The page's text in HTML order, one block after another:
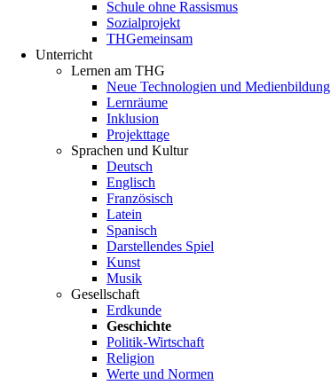
Schule ohne Rassismus
Sozialprojekt
THGemeinsam
Unterricht
Lernen am THG
Neue Technologien und Medienbildung
Lernräume
Inklusion
Projekttage
Sprachen und Kultur
Deutsch
Englisch
Französisch
Latein
Spanisch
Darstellendes Spiel
Kunst
Musik
Gesellschaft
Erdkunde
Geschichte
Politik-Wirtschaft
Religion
Werte und Normen